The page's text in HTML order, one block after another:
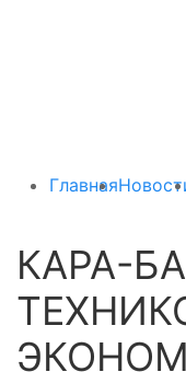
Главная
КАРА-